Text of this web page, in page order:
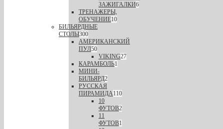
ЗАЖИГАЛКИ6
ТРЕНАЖЕРЫ,
ОБУЧЕНИЕ10
БИЛЬЯРДНЫЕ
СТОЛЫ300
АМЕРИКАНСКИЙ
ПУЛ50
VIKING27
КАРАМБОЛЬ1
МИНИ-
БИЛЬЯРД2
РУССКАЯ
ПИРАМИДА110
10
ФУТОВ2
11
ФУТОВ1